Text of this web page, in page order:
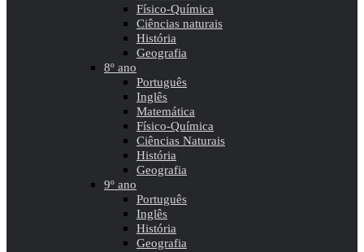
Físico-Química
Ciências naturais
História
Geografia
8º ano
Português
Inglês
Matemática
Físico-Química
Ciências Naturais
História
Geografia
9º ano
Português
Inglês
História
Geografia